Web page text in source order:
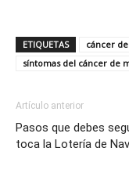
ETIQUETAS cáncer
síntomas del cáncer de
Artículo anterior
Pasos que debes
toca la Lotería de